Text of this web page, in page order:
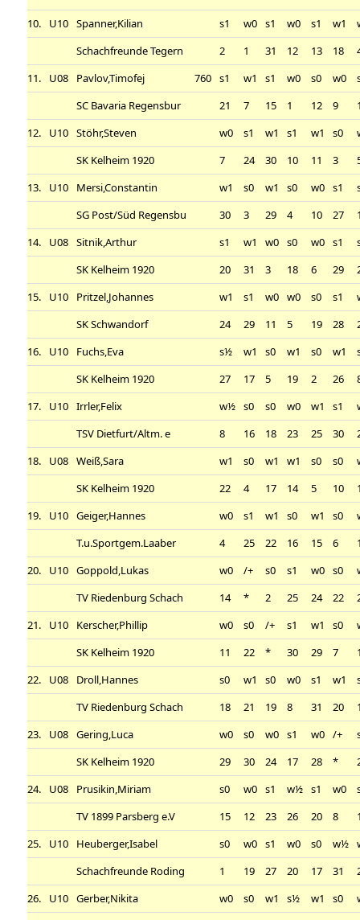
10.
U10 Spanner,Kilian s1 w0 s1 w0 s1 w1
Schachfreunde Tegern
2 1 31 12 13 18
11.
U08 Pavlov,Timofej 760 s1 w1 s1 w0 s0 w0
SC Bavaria Regensbur
21 7 15 1 12 9
12.
U10 Stöhr,Steven w0 s1 w1 s1 w1 s0
SK Kelheim 1920
7 24 30 10 11 3
13.
U10 Mersi,Constantin w1 s0 w1 s0 w0 s1
SG Post/Süd Regensbu
30 3 29 4 10 27
14.
U08 Sitnik,Arthur s1 w1 w0 s0 w0 s1
SK Kelheim 1920
20 31 3 18 6 29
15.
U10 Pritzel,Johannes w1 s1 w0 w0 s0 s1
SK Schwandorf
24 29 11 5 19 28
16.
U10 Fuchs,Eva s½ w1 s0 w1 s0 w1
SK Kelheim 1920
27 17 5 19 2 26
17.
U10 Irrler,Felix w½ s0 s0 w0 w1 s1
TSV Dietfurt/Altm. e
8 16 18 23 25 30
18.
U08 Weiß,Sara w1 s0 w1 w1 s0 s0
SK Kelheim 1920
22 4 17 14 5 10
19.
U10 Geiger,Hannes w0 s1 w1 s0 w1 s0
T.u.Sportgem.Laaber
4 25 22 16 15 6
20.
U10 Goppold,Lukas w0 /+ s0 s1 w0 s0
TV Riedenburg Schach
14 * 2 25 24 22
21.
U10 Kerscher,Phillip w0 s0 /+ s1 w1 s0
SK Kelheim 1920
11 22 * 30 29 7
22.
U08 Droll,Hannes s0 w1 s0 w0 s1 w1
TV Riedenburg Schach
18 21 19 8 31 20
23.
U08 Gering,Luca w0 s0 w0 s1 w0 /+
SK Kelheim 1920
29 30 24 17 28 *
24.
U08 Prusikin,Miriam s0 w0 s1 w½ s1 w0
TV 1899 Parsberg e.V
15 12 23 26 20 8
25.
U10 Heuberger,Isabel s0 w0 s1 w0 s0 w½
Schachfreunde Roding
1 19 27 20 17 31
26.
U10 Gerber,Nikita w0 s0 w1 s½ w1 s0